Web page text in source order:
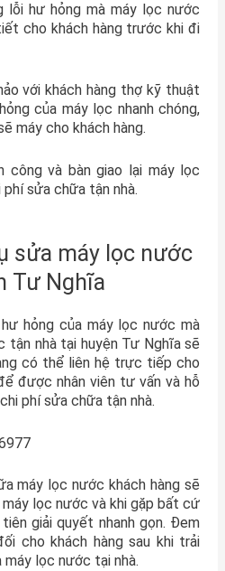
lỗi hư hỏng mà máy lọc nước
cho khách hàng trước khi đi
với khách hàng thợ kỹ thuật
của máy lọc nhanh chóng,
máy cho khách hàng.
công và bàn giao lại máy lọc
phí sửa chữa tận nhà.
sửa máy lọc nước
Tư Nghĩa
hỏng của máy lọc nước mà
tận nhà tại huyện Tư Nghĩa sẽ
có thể liên hệ trực tiếp cho
được nhân viên tư vấn và hỗ
phí sửa chữa tận nhà.
máy lọc nước khách hàng sẽ
lọc nước và khi gặp bất cứ
giải quyết nhanh gọn. Đem
cho khách hàng sau khi trải
lọc nước tại nhà.